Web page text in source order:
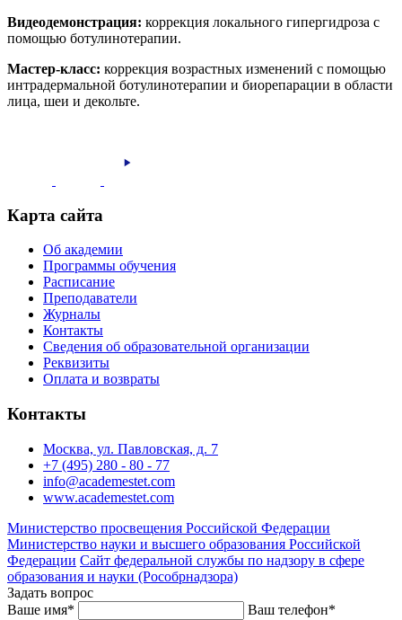
Видеодемонстрация: коррекция локального гипергидроза с
помощью ботулинотерапии.
Мастер-класс: коррекция возрастных изменений с помощью
интрадермальной ботулинотерапии и биорепарации в области
лица, шеи и декольте.
Карта сайта
Об академии
Программы обучения
Расписание
Преподаватели
Журналы
Контакты
Сведения об образовательной организации
Реквизиты
Оплата и возвраты
Контакты
Москва, ул. Павловская, д. 7
+7 (495) 280 - 80 - 77
info@academestet.com
www.academestet.com
Министерство просвещения Российской Федерации
Министерство науки и высшего образования Российской
Федерации Сайт федеральной службы по надзору в сфере
образования и науки (Рособрнадзора)
Задать вопрос
Ваше имя* Ваш телефон*